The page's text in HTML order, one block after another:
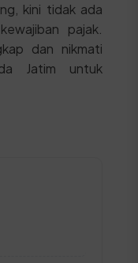
kini tidak ada
pajak.
dan nikmati
Jatim untuk